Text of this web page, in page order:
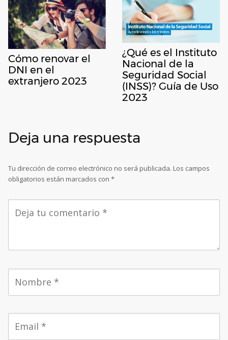
Cómo renovar el
DNI en el
extranjero 2023
¿Qué es el Instituto
Nacional de la
Seguridad Social
(INSS)? Guía de Uso
2023
Deja una respuesta
Tu dirección de correo electrónico no será publicada. Los campos
obligatorios están marcados con *